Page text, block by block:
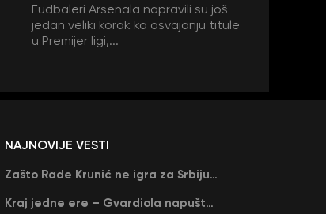
Fudbaleri Arsenala napravili su još
jedan veliki korak ka osvajanju titule
u Premijer ligi,...
NAJNOVIJE VESTI
Zašto Rade Krunić ne igra za Srbiju? “Iako su mi obećali, niko me nije zvao…”
Kraj jedne ere – Gvardiola napušta Siti na kraju sezone, menja ga njegov nekadašnji rival